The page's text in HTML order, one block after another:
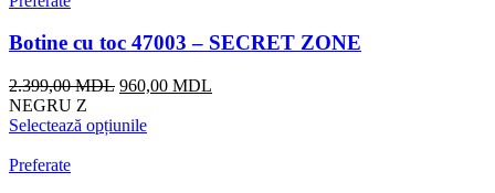
Botine cu toc 47003 – SECRET ZONE
2.399,00MDL Prețul
a
960,00 MDL
NEGRU Z
Selectează opțiunile
Preferate